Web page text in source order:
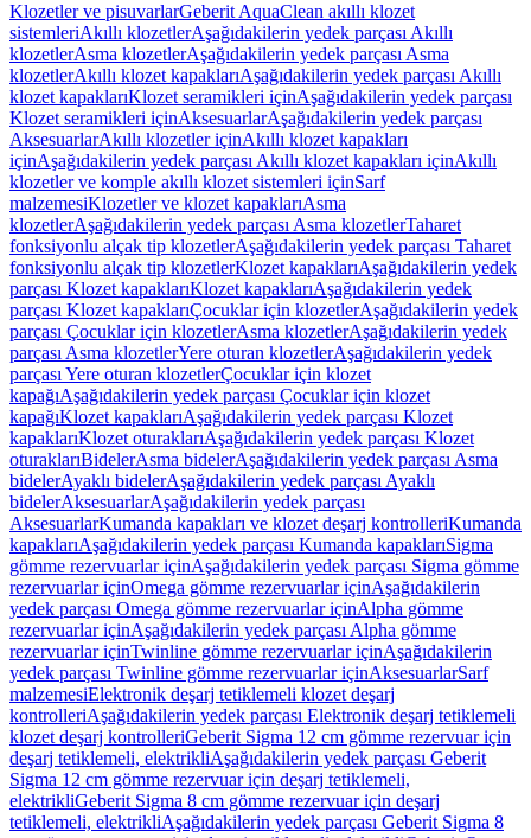
Klozetler ve pisuvarlarGeberit AquaClean akıllı klozet
sistemleriAkıllı klozetlerAşağıdakilerin yedek parçası Akıllı
klozetlerAsma klozetlerAşağıdakilerin yedek parçası Asma
klozetlerAkıllı klozet kapaklarıAşağıdakilerin yedek parçası Akıllı
klozet kapaklarıKlozet seramikleri içinAşağıdakilerin yedek parçası
Klozet seramikleri içinAksesuarlarAşağıdakilerin yedek parçası
AksesuarlarAkıllı klozetler içinAkıllı klozet kapakları
içinAşağıdakilerin yedek parçası Akıllı klozet kapakları içinAkıllı
klozetler ve komple akıllı klozet sistemleri içinSarf
malzemesiKlozetler ve klozet kapaklarıAsma
klozetlerAşağıdakilerin yedek parçası Asma klozetlerTaharet
fonksiyonlu alçak tip klozetlerAşağıdakilerin yedek parçası Taharet
fonksiyonlu alçak tip klozetlerKlozet kapaklarıAşağıdakilerin yedek
parçası Klozet kapaklarıKlozet kapaklarıAşağıdakilerin yedek
parçası Klozet kapaklarıÇocuklar için klozetlerAşağıdakilerin yedek
parçası Çocuklar için klozetlerAsma klozetlerAşağıdakilerin yedek
parçası Asma klozetlerYere oturan klozetlerAşağıdakilerin yedek
parçası Yere oturan klozetlerÇocuklar için klozet
kapağıAşağıdakilerin yedek parçası Çocuklar için klozet
kapağıKlozet kapaklarıAşağıdakilerin yedek parçası Klozet
kapaklarıKlozet oturaklarıAşağıdakilerin yedek parçası Klozet
oturaklarıBidelerAsma bidelerAşağıdakilerin yedek parçası Asma
bidelerAyaklı bidelerAşağıdakilerin yedek parçası Ayaklı
bidelerAksesuarlarAşağıdakilerin yedek parçası
AksesuarlarKumanda kapakları ve klozet deşarj kontrolleriKumanda
kapaklarıAşağıdakilerin yedek parçası Kumanda kapaklarıSigma
gömme rezervuarlar içinAşağıdakilerin yedek parçası Sigma gömme
rezervuarlar içinOmega gömme rezervuarlar içinAşağıdakilerin
yedek parçası Omega gömme rezervuarlar içinAlpha gömme
rezervuarlar içinAşağıdakilerin yedek parçası Alpha gömme
rezervuarlar içinTwinline gömme rezervuarlar içinAşağıdakilerin
yedek parçası Twinline gömme rezervuarlar içinAksesuarlarSarf
malzemesiElektronik deşarj tetiklemeli klozet deşarj
kontrolleriAşağıdakilerin yedek parçası Elektronik deşarj tetiklemeli
klozet deşarj kontrolleriGeberit Sigma 12 cm gömme rezervuar için
deşarj tetiklemeli, elektrikliAşağıdakilerin yedek parçası Geberit
Sigma 12 cm gömme rezervuar için deşarj tetiklemeli,
elektrikliGeberit Sigma 8 cm gömme rezervuar için deşarj
tetiklemeli, elektrikliAşağıdakilerin yedek parçası Geberit Sigma 8